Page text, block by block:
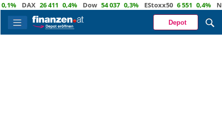
DAX 26 411 0,4% Dow 54 037 0,3% EStoxx50 6 551 0,4%
Depot